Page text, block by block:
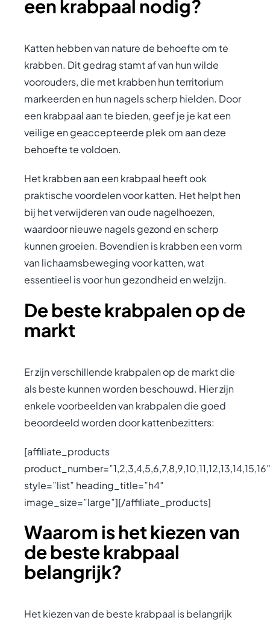
een krabpaal nodig?
Katten hebben van nature de behoefte om te
krabben. Dit gedrag stamt af van hun wilde
voorouders, die met krabben hun territorium
markeerden en hun nagels scherp hielden. Door
een krabpaal aan te bieden, geef je je kat een
veilige en geaccepteerde plek om aan deze
behoefte te voldoen.
Het krabben aan een krabpaal heeft ook
praktische voordelen voor katten. Het helpt hen
bij het verwijderen van oude nagelhoezen,
waardoor nieuwe nagels gezond en scherp
kunnen groeien. Bovendien is krabben een vorm
van lichaamsbeweging voor katten, wat
essentieel is voor hun gezondheid en welzijn.
De beste krabpalen op de
markt
Er zijn verschillende krabpalen op de markt die
als beste kunnen worden beschouwd. Hier zijn
enkele voorbeelden van krabpalen die goed
beoordeeld worden door kattenbezitters:
[affiliate_products
product_number=”1,2,3,4,5,6,7,8,9,10,11,12,13,14,15,16″
style=”list” heading_title=”h4″
image_size=”large”][/affiliate_products]
Waarom is het kiezen van
de beste krabpaal
belangrijk?
Het kiezen van de beste krabpaal is belangrijk